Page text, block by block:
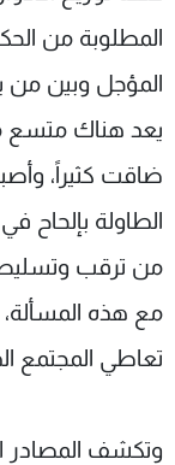
المطلوبة من
المؤجل وبين من
يعد هناك متسع
ضاقت كثيراً،
الطاولة
من ترقب وتسليط
مع هذه
تعاطي المجتمع
وتكشف المصادر